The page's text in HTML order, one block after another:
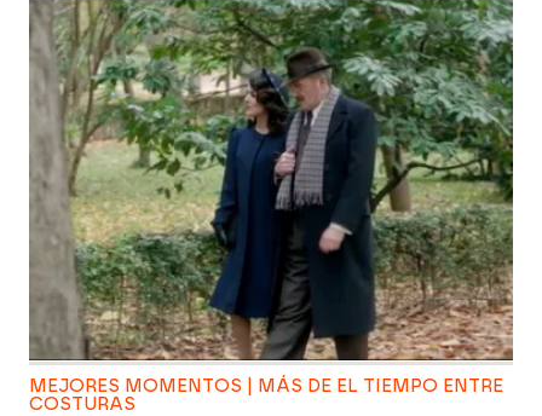
MEJORES MOMENTOS | MÁS DE EL TIEMPO ENTRE
COSTURAS